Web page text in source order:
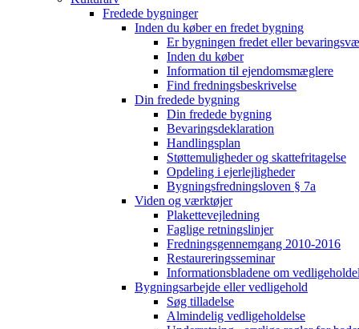
Fredede bygninger
Inden du køber en fredet bygning
Er bygningen fredet eller
Inden du køber
Information til ejendomsmæglere
Find fredningsbeskrivelse
Din fredede bygning
Din fredede bygning
Bevaringsdeklaration
Handlingsplan
Støttemuligheder og skattefritagelse
Opdeling i ejerlejligheder
Bygningsfredningsloven § 7a
Viden og værktøjer
Plakettevejledning
Faglige retningslinjer
Fredningsgennemgang 2010-2016
Restaureringsseminar
Informationsbladene om
Bygningsarbejde eller vedligehold
Søg tilladelse
Almindelig vedligeholdelse